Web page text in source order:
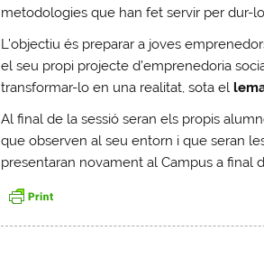
metodologies que han fet servir per dur-
L’objectiu és preparar a joves
el seu propi projecte d’emprenedoria
transformar-lo en una realitat, sota el
Al final de la sessió seran els propis
que observen al seu entorn i que seran
presentaran novament al Campus a final